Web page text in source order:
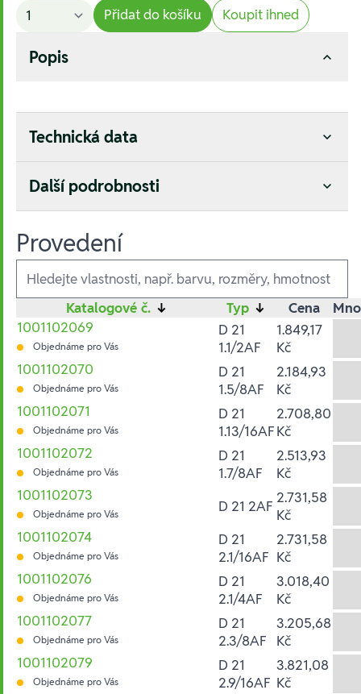
Přidat do košíku Koupit ihned
Popis
Technická data
Další podrobnosti
Provedení
Ausführungen
Katalogové č. ↓ Typ ↓ Cena
1001102069
Objednáme pro Vás
D 21
1.1/2AF
1.849,17
Kč
1001102070
Objednáme pro Vás
D 21
1.5/8AF
2.184,93
Kč
1001102071
Objednáme pro Vás
D 21
1.13/16AF
2.708,80
Kč
1001102072
Objednáme pro Vás
D 21
1.7/8AF
2.513,93
Kč
1001102073
Objednáme pro Vás D 21 2AF 2.731,58
Kč
1001102074
Objednáme pro Vás
D 21
2.1/16AF
2.731,58
Kč
1001102076
Objednáme pro Vás
D 21
2.1/4AF
3.018,40
Kč
1001102077
Objednáme pro Vás
D 21
2.3/8AF
3.205,68
Kč
1001102079
Objednáme pro Vás
D 21
2.9/16AF
3.821,08
Kč